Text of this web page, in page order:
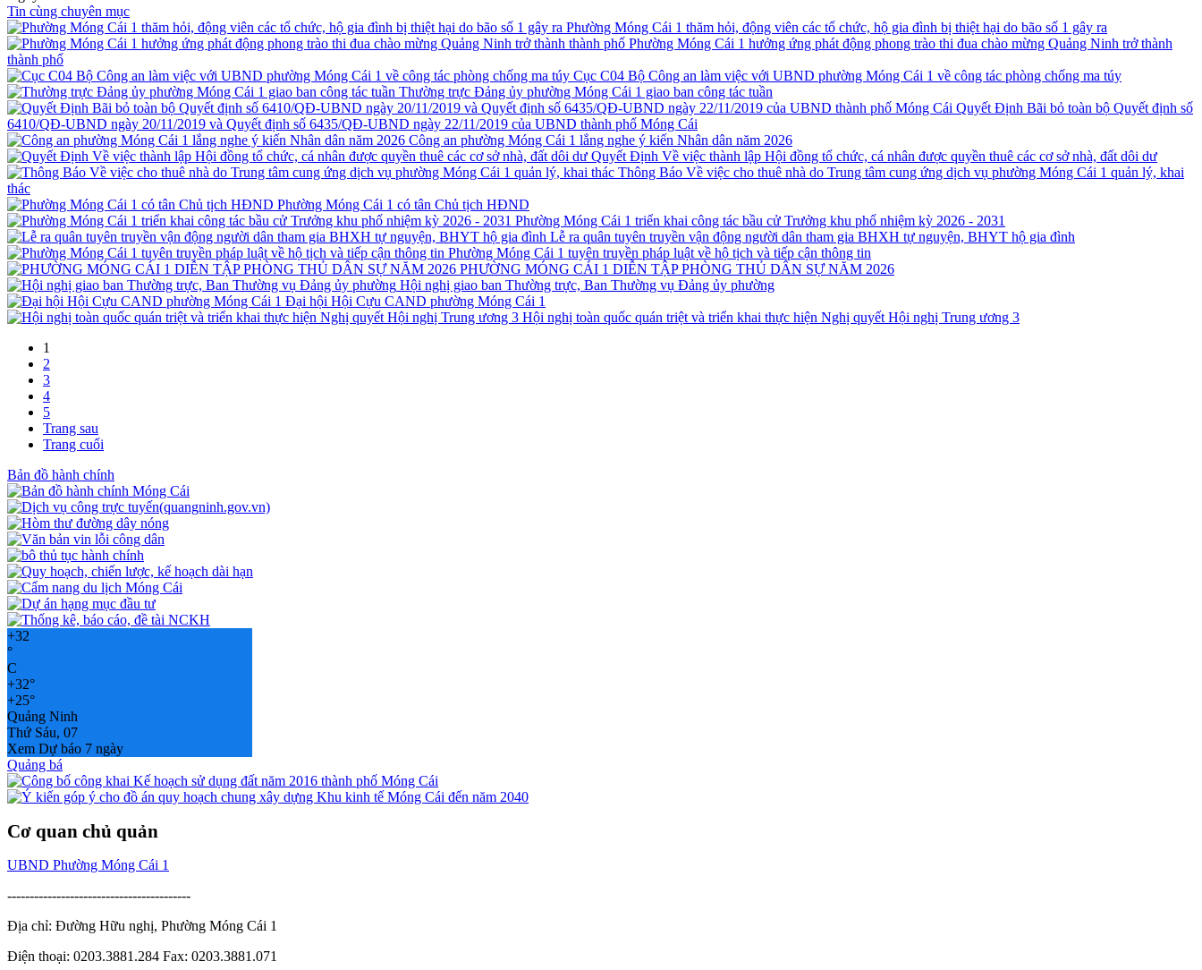
Tin cùng chuyên mục
Phường Móng Cái 1 thăm hỏi, động viên các tổ chức, hộ gia đình bị thiệt hại do bão số 1 gây ra
Phường Móng Cái 1 hưởng ứng phát động phong trào thi đua chào mừng Quảng Ninh trở thành
thành phố
Cục C04 Bộ Công an làm việc với UBND phường Móng Cái 1 về công tác phòng chống ma túy
Thường trực Đảng ủy phường Móng Cái 1 giao ban công tác tuần
Quyết Định Bãi bỏ toàn bộ Quyết định số
6410/QĐ-UBND ngày 20/11/2019 và Quyết định số 6435/QĐ-UBND ngày 22/11/2019 của UBND thành phố Móng Cái
Công an phường Móng Cái 1 lắng nghe ý kiến Nhân dân năm 2026
Quyết Định Về việc thành lập Hội đồng tổ chức, cá nhân được quyền thuê các cơ sở nhà, đất dôi dư
Thông Báo Về việc cho thuê nhà do Trung tâm cung ứng dịch vụ phường Móng Cái 1 quản lý, khai
thác
Phường Móng Cái 1 có tân Chủ tịch HĐND
Phường Móng Cái 1 triển khai công tác bầu cử Trưởng khu phố nhiệm kỳ 2026 - 2031
Lễ ra quân tuyên truyền vận động người dân tham gia BHXH tự nguyện, BHYT hộ gia đình
Phường Móng Cái 1 tuyên truyền pháp luật về hộ tịch và tiếp cận thông tin
PHƯỜNG MÓNG CÁI 1 DIỄN TẬP PHÒNG THỦ DÂN SỰ NĂM 2026
Hội nghị giao ban Thường trực, Ban Thường vụ Đảng ủy phường
Đại hội Hội Cựu CAND phường Móng Cái 1
Hội nghị toàn quốc quán triệt và triển khai thực hiện Nghị quyết Hội nghị Trung ương 3
1
2
3
4
5
Trang sau
Trang cuối
Bản đồ hành chính
+32
°
C
+32°
+25°
Quảng Ninh
Thứ Sáu, 07
Xem Dự báo 7 ngày
Quảng bá
Cơ quan chủ quản
UBND Phường Móng Cái 1
-----------------------------------------
Địa chỉ: Đường Hữu nghị, Phường Móng Cái 1
Điện thoại: 0203.3881.284 Fax: 0203.3881.071